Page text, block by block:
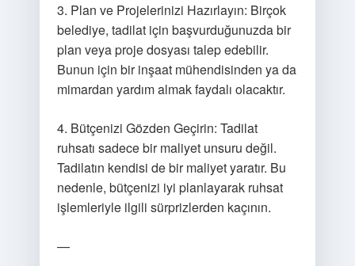
3. Plan ve Projelerinizi Hazırlayın: Birçok
belediye, tadilat için başvurduğunuzda bir
plan veya proje dosyası talep edebilir.
Bunun için bir inşaat mühendisinden ya da
mimardan yardım almak faydalı olacaktır.
4. Bütçenizi Gözden Geçirin: Tadilat
ruhsatı sadece bir maliyet unsuru değil.
Tadilatın kendisi de bir maliyet yaratır. Bu
nedenle, bütçenizi iyi planlayarak ruhsat
işlemleriyle ilgili sürprizlerden kaçının.
—